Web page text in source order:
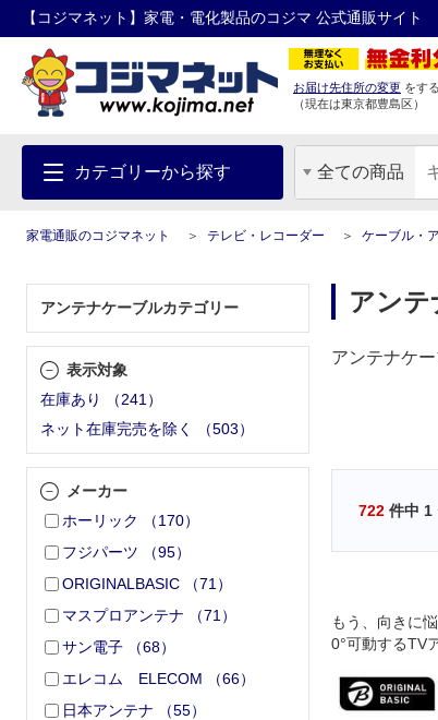
【コジマネット】家電・電化製品のコジマ 公式通販サイト
お届け先住所の変更 をす
（現在は東京都豊島区）
カテゴリーから探す 全ての商品
家電通販のコジマネット テレビ・レコーダー ケーブル・
アンテナケーブルカテゴリー
表示対象
在庫あり
（241 ）
ネット在庫完売を除く
（503）
メーカー
ホーリック
（170）
フジパーツ
（95）
ORIGINALBASIC
（71 ）
マスプロアンテナ
（71 ）
サン電子
（68）
エレコム ELECOM
（66）
日本アンテナ
（55）
アンテ
アンテナケ
722 件中 1
もう、向きに
0°可動するTV